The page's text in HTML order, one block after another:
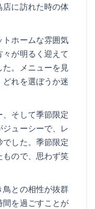
に訪れた時の体
ホームな雰囲気
が明るく迎えて
。メニューを見
れを選ぼうか迷
そして季節限定
ューシーで、レ
した。季節限定
ので、思わず笑
との相性が抜群
を過ごすことが